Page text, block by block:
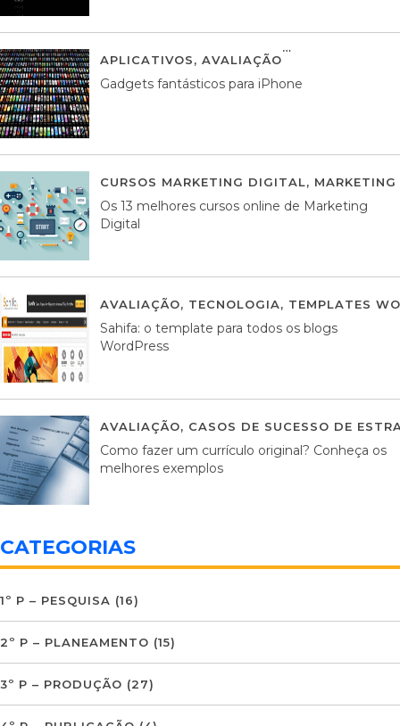
APLICATIVOS, AVALIAÇÃO
Gadgets fantásticos para iPhone
CURSOS MARKETING DIGITAL,
Os 13 melhores cursos online de Marketing
Digital
AVALIAÇÃO, TECNOLOGIA, TEMPLATES
Sahifa: o template para todos os blogs
WordPress
AVALIAÇÃO, CASOS DE SUCESSO DE
Como fazer um currículo original? Conheça os
melhores exemplos
CATEGORIAS
1º P – PESQUISA (16)
2º P – PLANEAMENTO (15)
3º P – PRODUÇÃO (27)